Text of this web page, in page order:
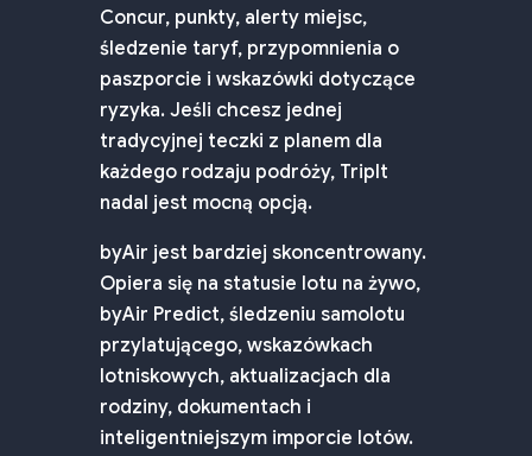
Concur, punkty, alerty miejsc,
śledzenie taryf, przypomnienia o
paszporcie i wskazówki dotyczące
ryzyka. Jeśli chcesz jednej
tradycyjnej teczki z planem dla
każdego rodzaju podróży, TripIt
nadal jest mocną opcją.
byAir jest bardziej skoncentrowany.
Opiera się na statusie lotu na żywo,
byAir Predict, śledzeniu samolotu
przylatującego, wskazówkach
lotniskowych, aktualizacjach dla
rodziny, dokumentach i
inteligentniejszym imporcie lotów.